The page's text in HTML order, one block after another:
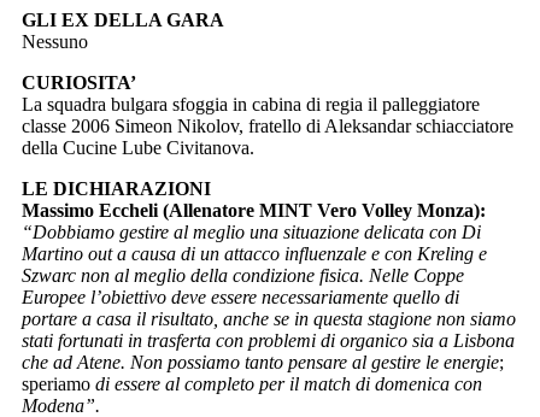
GLI EX DELLA GARA
Nessuno
CURIOSITA’
La squadra bulgara sfoggia in cabina di regia il palleggiatore
classe 2006 Simeon Nikolov, fratello di Aleksandar schiacciatore
della Cucine Lube Civitanova.
LE DICHIARAZIONI
Massimo Eccheli (Allenatore MINT Vero Volley Monza):
“Dobbiamo gestire al meglio una situazione delicata con Di
Martino out a causa di un attacco influenzale e con Kreling e
Szwarc non al meglio della condizione fisica. Nelle Coppe
Europee l’obiettivo deve essere necessariamente quello di
portare a casa il risultato, anche se in questa stagione non siamo
stati fortunati in trasferta con problemi di organico sia a Lisbona
che ad Atene. Non possiamo tanto pensare al gestire le energie;
speriamo di essere al completo per il match di domenica con
Modena”.